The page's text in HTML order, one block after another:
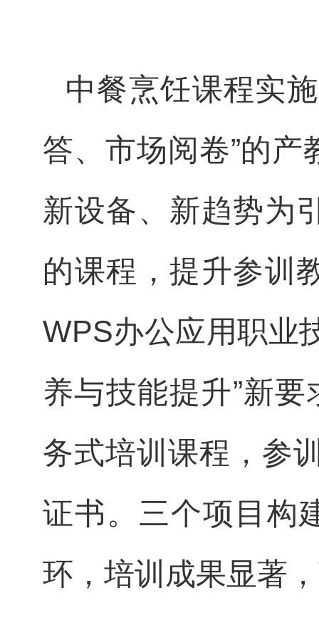
中餐烹饪课程实
答、市场阅卷”的
新设备、新趋势为
的课程，提升参训
WPS办公应用职业
养与技能提升”新
务式培训课程，参
证书。三个项目构
环，培训成果显著